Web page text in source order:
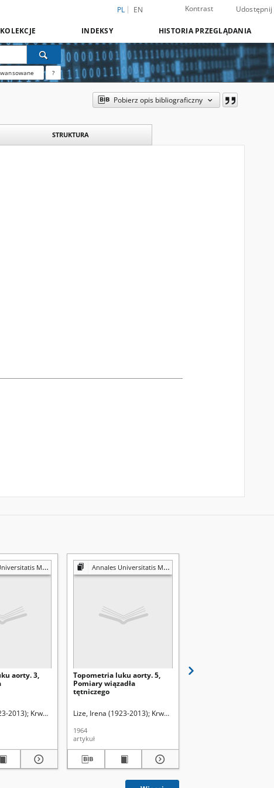
PL EN Kontrast Udostępnij
KOLEKCJE INDEKSY HISTORIA PRZEGLĄDANIA
?
Pobierz opis bibliograficzny
STRUKTURA
Redaktor sekcji
Skłodowska. Sectio D, Medicina
aorty. 3,
2013) Krwawicz, Tadeusz (1910-1988). Redaktor sekcji
Annales Universitatis Mariae Curie-Skłodowska. Sectio D, Medicina
Topometria luku aorty. 5,
Pomiary wiązadła
tętniczego
Lize, Irena (1923-2013) Krwawicz, Tadeusz (1910-1988).
1964
artykuł